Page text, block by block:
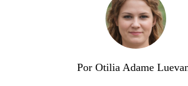
Por Otilia Adame